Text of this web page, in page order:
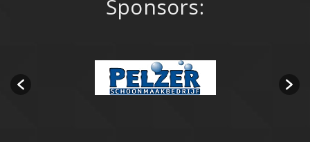
Sponsors: